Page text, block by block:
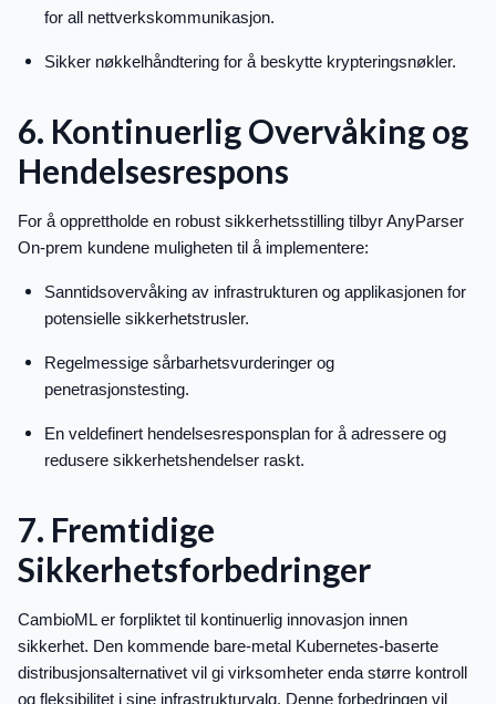
for all nettverkskommunikasjon.
Sikker nøkkelhåndtering for å beskytte krypteringsnøkler.
6. Kontinuerlig Overvåking og
Hendelsesrespons
For å opprettholde en robust sikkerhetsstilling tilbyr AnyParser
On-prem kundene muligheten til å implementere:
Sanntidsovervåking av infrastrukturen og applikasjonen for
potensielle sikkerhetstrusler.
Regelmessige sårbarhetsvurderinger og
penetrasjonstesting.
En veldefinert hendelsesresponsplan for å adressere og
redusere sikkerhetshendelser raskt.
7. Fremtidige
Sikkerhetsforbedringer
CambioML er forpliktet til kontinuerlig innovasjon innen
sikkerhet. Den kommende bare-metal Kubernetes-baserte
distribusjonsalternativet vil gi virksomheter enda større kontroll
og fleksibilitet i sine infrastrukturvalg. Denne forbedringen vil